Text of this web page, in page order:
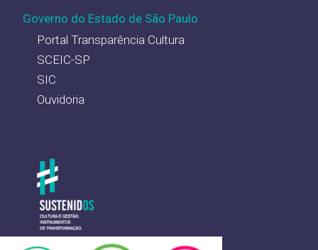
Governo do Estado de São Paulo
Portal Transparência Cultura
SCEIC-SP
SIC
Ouvidoria